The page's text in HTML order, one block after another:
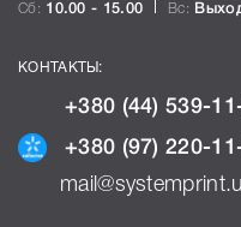
Сб: 10.00 - 15.00 Вс:
КОНТАКТЫ:
+380 (44) 539-
+380 (97) 220-